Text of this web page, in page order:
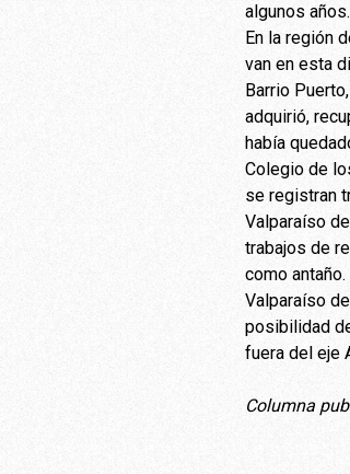
algunos
En la región
van en esta
Barrio
adquirió,
había
Colegio de
se registran
Valparaíso
trabajos de
como
Valparaíso
posibilidad
fuera del eje
Columna